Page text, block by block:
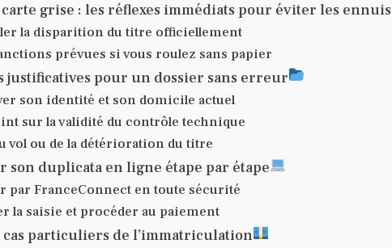
grise : les réflexes immédiats pour éviter les ennuis
la disparition du titre officiellement
prévues si vous roulez sans papier
justificatives pour un dossier sans erreur
son identité et son domicile actuel
sur la validité du contrôle technique
vol ou de la détérioration du titre
son duplicata en ligne étape par étape
par FranceConnect en toute sécurité
la saisie et procéder au paiement
cas particuliers de l’immatriculation